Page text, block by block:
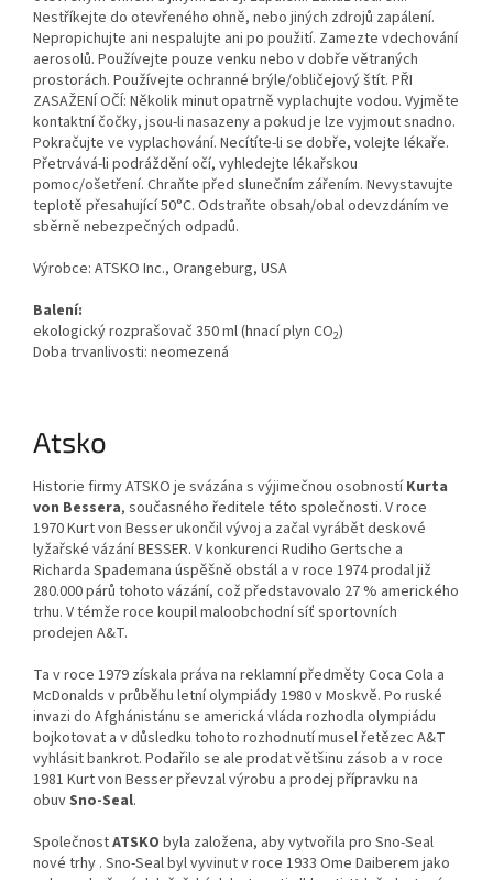
Nestříkejte do otevřeného ohně, nebo jiných zdrojů zapálení.
Nepropichujte ani nespalujte ani po použití. Zamezte vdechování
aerosolů. Používejte pouze venku nebo v dobře větraných
prostorách. Používejte ochranné brýle/obličejový štít. PŘI
ZASAŽENÍ OČÍ: Několik minut opatrně vyplachujte vodou. Vyjměte
kontaktní čočky, jsou-li nasazeny a pokud je lze vyjmout snadno.
Pokračujte ve vyplachování. Necítíte-li se dobře, volejte lékaře.
Přetrvává-li podráždění očí, vyhledejte lékařskou
pomoc/ošetření. Chraňte před slunečním zářením. Nevystavujte
teplotě přesahující 50°C. Odstraňte obsah/obal odevzdáním ve
sběrně nebezpečných odpadů.
Výrobce: ATSKO Inc., Orangeburg, USA
Balení:
ekologický rozprašovač 350 ml (hnací plyn CO2)
Doba trvanlivosti: neomezená
Atsko
Historie firmy ATSKO je svázána s výjimečnou osobností Kurta
von Bessera, současného ředitele této společnosti. V roce
1970 Kurt von Besser ukončil vývoj a začal vyrábět deskové
lyžařské vázání BESSER. V konkurenci Rudiho Gertsche a
Richarda Spademana úspěšně obstál a v roce 1974 prodal již
280.000 párů tohoto vázání, což představovalo 27 % amerického
trhu. V témže roce koupil maloobchodní síť sportovních
prodejen A&T.
Ta v roce 1979 získala práva na reklamní předměty Coca Cola a
McDonalds v průběhu letní olympiády 1980 v Moskvě. Po ruské
invazi do Afghánistánu se americká vláda rozhodla olympiádu
bojkotovat a v důsledku tohoto rozhodnutí musel řetězec A&T
vyhlásit bankrot. Podařilo se ale prodat většinu zásob a v roce
1981 Kurt von Besser převzal výrobu a prodej přípravku na
obuvSno-Seal.
SpolečnostATSKO byla založena, aby vytvořila pro Sno-Seal
nové trhy . Sno-Seal byl vyvinut v roce 1933 Ome Daiberem jako